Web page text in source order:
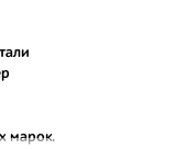
марок.